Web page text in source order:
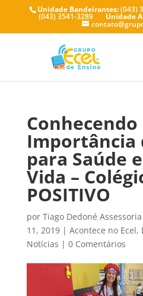
Unidade Bandeirantes:(043)
(043) 3541-3289 Unidade
Conhecendo
Importância
para Saúde
Vida –
POSITIVO
por Tiago Dedoné
11, 2019| Acontece no Ecel,
Notícias | 0 Comentários